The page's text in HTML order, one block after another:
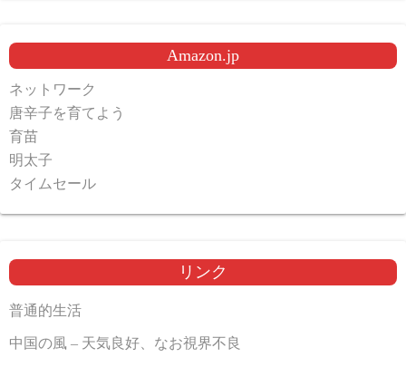
Amazon.jp
ネットワーク
唐辛子を育てよう
育苗
明太子
タイムセール
リンク
普通的生活
中国の風 – 天気良好、なお視界不良